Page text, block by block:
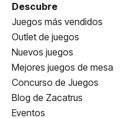
Descubre
Juegos más vendidos
Outlet de juegos
Nuevos juegos
Mejores juegos de mesa
Concurso de Juegos
Blog de Zacatrus
Eventos